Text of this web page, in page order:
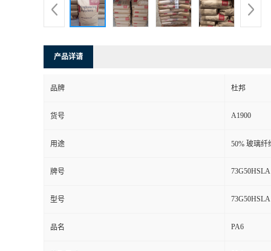
产品详请
品牌 杜邦
货号 A1900
用途 50% 玻璃纤
牌号
型号
品名 PA6